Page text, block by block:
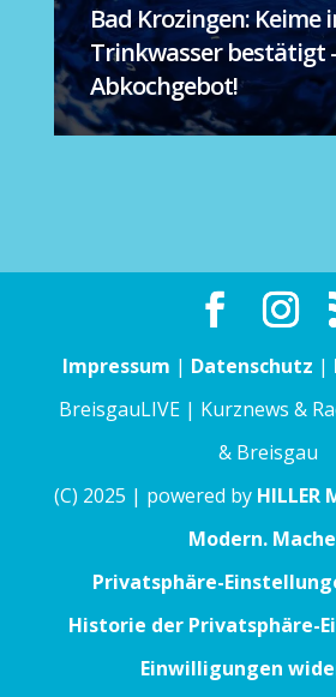
Bad Krozingen: Keime
Trinkwasser bestätigt
Abkochgebot!
Impressum | Datenschutz |
BreisgauLIVE | Kurznews &
& Breisgau
(C) 2025 | powered by HILLER
Modern.
Privatsphäre-
Historie der Privatsphäre-
Einwilligungen